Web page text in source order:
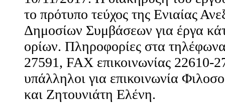
το πρότυπο τεύχος της Ενιαίας
Δημοσίων Συμβάσεων για έργα
ορίων. Πληροφορίες στα
27591, FAX επικοινωνίας 22610-
υπάλληλοι για επικοινωνία
και Ζητουνιάτη Ελένη.